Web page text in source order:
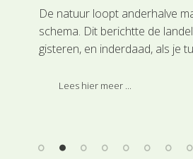
De natuur loopt anderhalve
schema. Dit berichtte de
gisteren, en inderdaad, als je
overal al de eerste
Lees hier meer ...